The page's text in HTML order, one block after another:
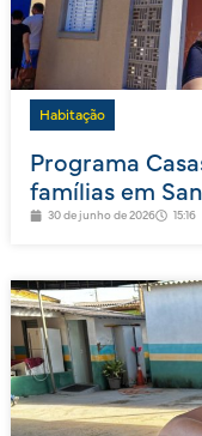
Habitação
Programa
famílias em
30 de junho de 2026 15:16